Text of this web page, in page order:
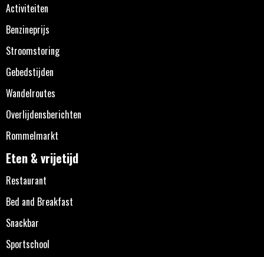
Activiteiten
Benzineprijs
Stroomstoring
Gebedstijden
Wandelroutes
Overlijdensberichten
Rommelmarkt
Eten & vrijetijd
Restaurant
Bed and Breakfast
Snackbar
Sportschool